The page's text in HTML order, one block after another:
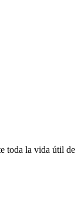
toda la vida útil de